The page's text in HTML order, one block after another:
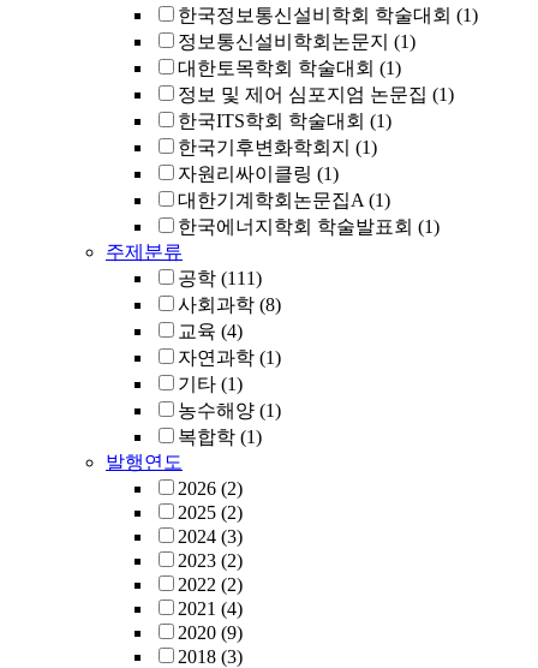
한국정보통신설비학회 학술대회 (1)
정보통신설비학회논문지 (1)
대한토목학회 학술대회 (1)
정보 및 제어 심포지엄 논문집 (1)
한국ITS학회 학술대회 (1)
한국기후변화학회지 (1)
자원리싸이클링 (1)
대한기계학회논문집A (1)
한국에너지학회 학술발표회 (1)
주제분류
공학 (111)
사회과학 (8)
교육 (4)
자연과학 (1)
기타 (1)
농수해양 (1)
복합학 (1)
발행연도
2026 (2)
2025 (2)
2024 (3)
2023 (2)
2022 (2)
2021 (4)
2020 (9)
2018 (3)